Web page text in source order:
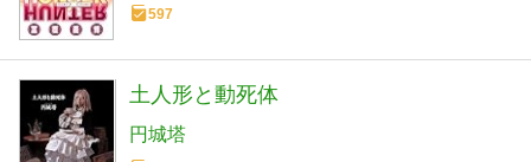
597
土人形と動死体
円城塔